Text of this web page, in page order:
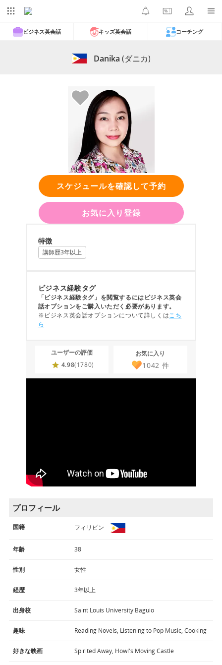
ビジネス英会話 キッズ英会話 コーチング
Danika (ダニカ)
スケジュールを確認して予約
お気に入り登録
特徴
講師歴3年以上
ビジネス経験タグ
「ビジネス経験タグ」を閲覧するにはビジネス英会
話オプションをご購入いただく必要があります。
※ビジネス英会話オプションについて詳しくはこち
ら
ユーザーの評価
4.98(1780)
お気に入り
1042 件
プロフィール
国籍 フィリピン
年齢 38
性別 女性
経歴 3年以上
出身校 Saint Louis University Baguio
趣味 Reading Novels, Listening to Pop Music, Cooking
好きな映画 Spirited Away, Howl's Moving Castle